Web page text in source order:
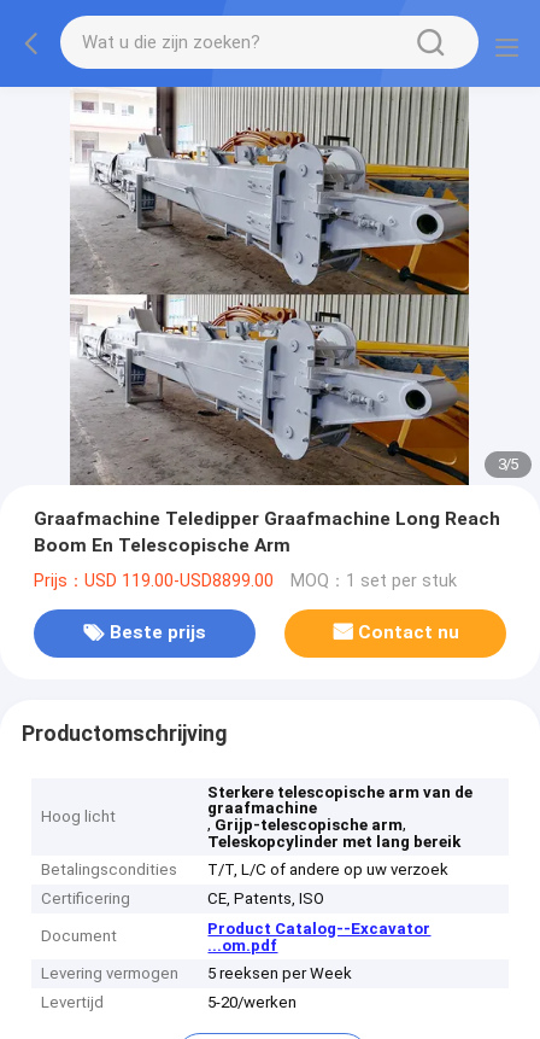
3/5
Graafmachine Teledipper Graafmachine Long Reach
Boom En Telescopische Arm
Prijs：USD 119.00-USD8899.00 MOQ：1 set per stuk
Beste prijs Contact nu
Productomschrijving
Hoog licht
Sterkere telescopische arm van de
graafmachine
, Grijp-telescopische arm,
Teleskopcylinder met lang bereik
Betalingscondities
T/T, L/C of andere op uw verzoek
Certificering
CE, Patents, ISO
Document
Product Catalog--Excavator
...om.pdf
Levering vermogen
5 reeksen per Week
Levertijd
5-20/werken